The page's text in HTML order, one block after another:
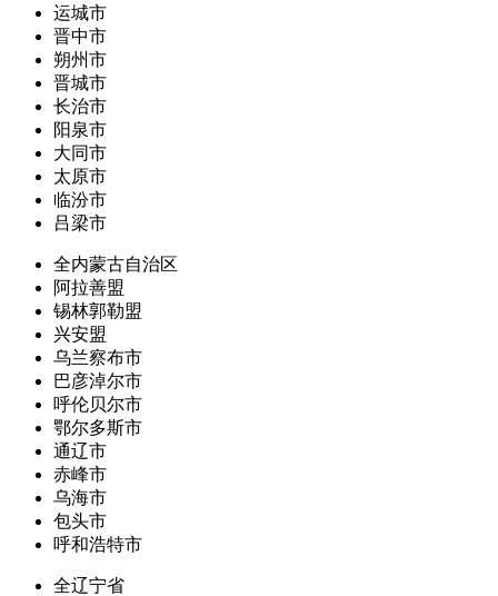
运城市
晋中市
朔州市
晋城市
长治市
阳泉市
大同市
太原市
临汾市
吕梁市
全内蒙古自治区
阿拉善盟
锡林郭勒盟
兴安盟
乌兰察布市
巴彦淖尔市
呼伦贝尔市
鄂尔多斯市
通辽市
赤峰市
乌海市
包头市
呼和浩特市
全辽宁省